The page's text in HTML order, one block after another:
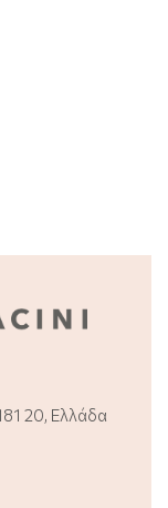
20, Ελλάδα